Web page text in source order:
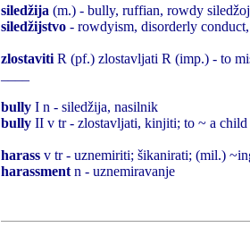
siledžija (m.) - bully, ruffian, rowdy
siledžijstvo - rowdyism, disorderly
zlostaviti R (pf.) zlostavljati R (imp.) - to
bully I n - siledžija, nasilnik
bully II v tr - zlostavljati, kinjiti; to ~ a
harass v tr - uznemiriti; šikanirati; (mil.)
harassment n - uznemiravanje